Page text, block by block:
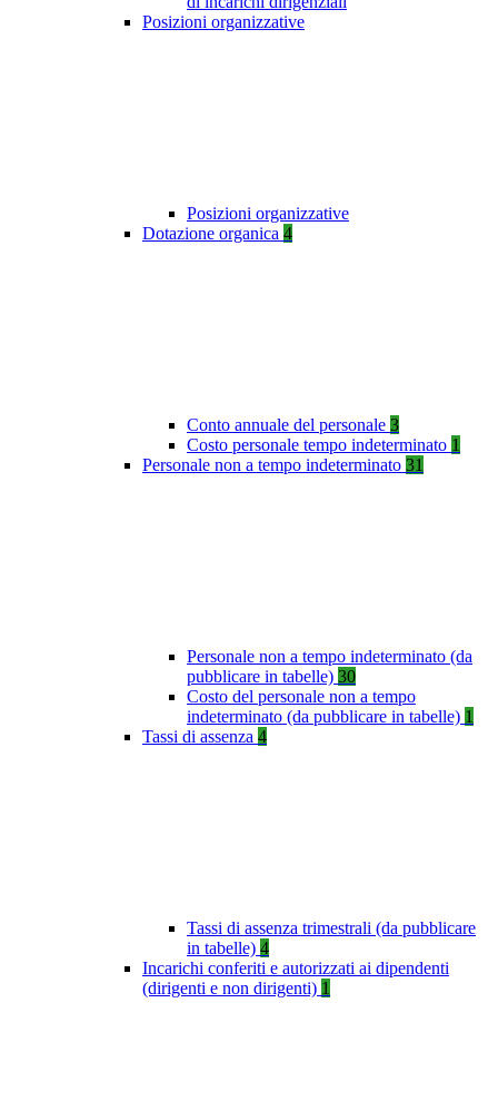
Posizioni organizzative
Posizioni organizzative
Dotazione organica 4
Conto annuale del personale 3
Costo personale tempo indeterminato 1
Personale non a tempo indeterminato 31
Personale non a tempo indeterminato (da
pubblicare in tabelle) 30
Costo del personale non a tempo
indeterminato (da pubblicare in tabelle) 1
Tassi di assenza 4
Tassi di assenza trimestrali (da pubblicare
in tabelle) 4
Incarichi conferiti e autorizzati ai dipendenti
(dirigenti e non dirigenti) 1